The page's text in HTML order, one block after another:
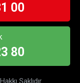
00
80
Saklıdır.